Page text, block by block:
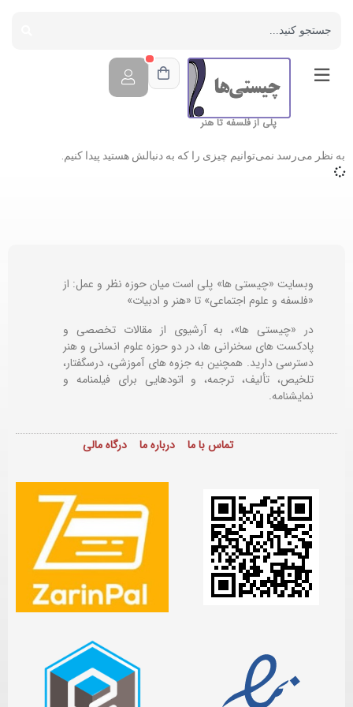
پلی از فلسفه تا هنر
به نظر می‌رسد نمی‌توانیم چیزی را که به دنبالش هستید پیدا کنیم.
وبسایت «چیستی ها» پلی است میان حوزه نظر و عمل: از
«فلسفه و علوم اجتماعی» تا «هنر و ادبیات»
در «چیستی ها»، به آرشیوی از مقالات تخصصی و
پادکست های سخنرانی ها، در دو حوزه علوم انسانی و هنر
دسترسی دارید. همچنین به جزوه های آموزشی، درسگفتار،
تلخیص، تألیف، ترجمه، و اتودهایی برایفیلمنامه و
نمایشنامه.
تماس با ما درباره ما درگاه مالی